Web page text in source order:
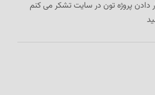
دادن پروژه تون در سایت تشکر می کنم